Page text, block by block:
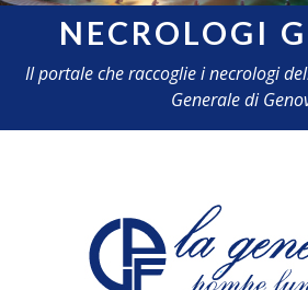
NECROLOGI
Il portale che raccoglie i necrologi
Generale di